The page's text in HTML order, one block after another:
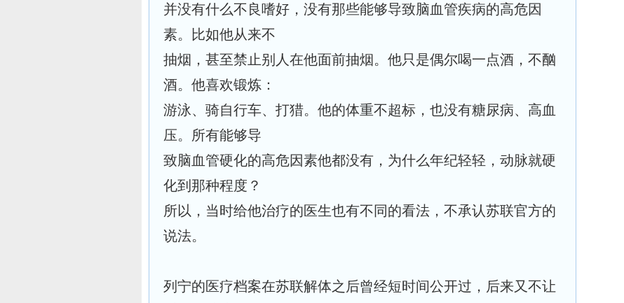
并没有什么不良嗜好，没有那些能够导致脑血管疾病的高危因
素。比如他从来不
抽烟，甚至禁止别人在他面前抽烟。他只是偶尔喝一点酒，不酗
酒。他喜欢锻炼：
游泳、骑自行车、打猎。他的体重不超标，也没有糖尿病、高血
压。所有能够导
致脑血管硬化的高危因素他都没有，为什么年纪轻轻，动脉就硬
化到那种程度？
所以，当时给他治疗的医生也有不同的看法，不承认苏联官方的
说法。
列宁的医疗档案在苏联解体之后曾经短时间公开过，后来又不让